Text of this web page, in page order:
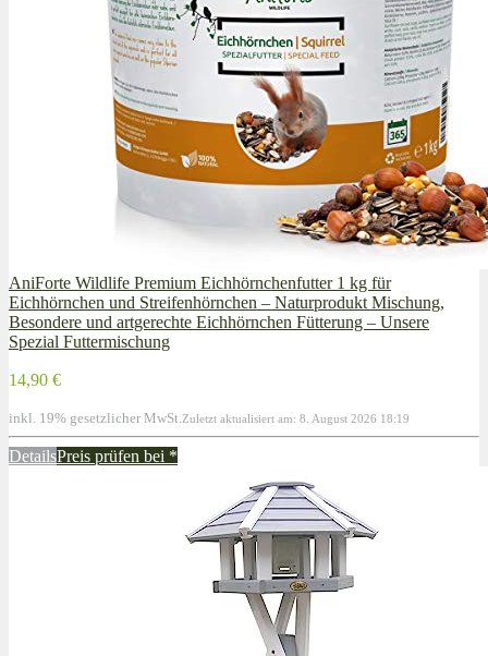
AniForte Wildlife Premium Eichhörnchenfutter 1 kg für
Eichhörnchen und Streifenhörnchen – Naturprodukt Mischung,
Besondere und artgerechte Eichhörnchen Fütterung – Unsere
Spezial Futtermischung
14,90 €
inkl. 19% gesetzlicher MwSt. Zuletzt aktualisiert am: 8. August 2026 18:19
DetailsPreis prüfen bei *